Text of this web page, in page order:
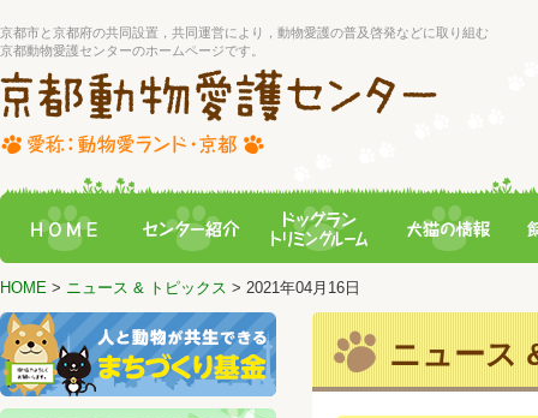
京都市と京都府の共同設置，共同運営により，動物愛護の普及啓発などに取り組む
京都動物愛護センターのホームページです。
HOME > ニュース & トピックス > 2021年04月16日
ニュース